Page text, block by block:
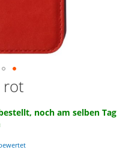
rot
noch am selben Tag